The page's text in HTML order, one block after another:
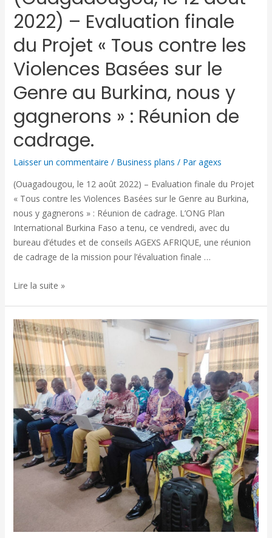
2022) – Evaluation finale
du Projet « Tous contre les
Violences Basées sur le
Genre au Burkina, nous y
gagnerons » : Réunion de
cadrage.
Laisser un commentaire / Business plans / Paragexs
(Ouagadougou, le 12 août 2022) – Evaluation finale du Projet
« Tous contre les Violences Basées sur le Genre au Burkina,
nous y gagnerons » : Réunion de cadrage. L’ONG Plan
International Burkina Faso a tenu, ce vendredi, avec du
bureau d’études et de conseils AGEXS AFRIQUE, une réunion
de cadrage de la mission pour l’évaluation finale …
Lire la suite »